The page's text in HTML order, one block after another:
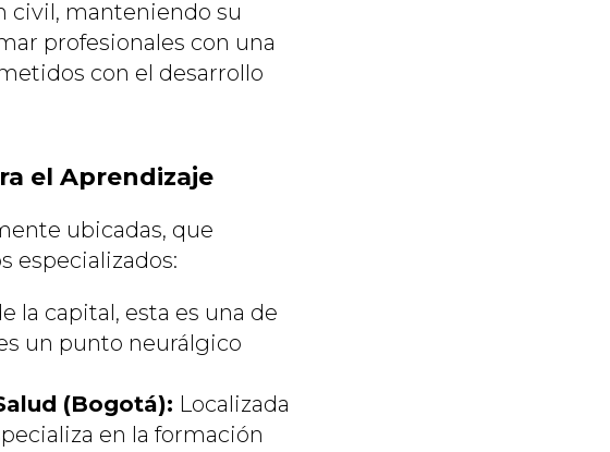
civil, manteniendo su
profesionales con una
con el desarrollo
el Aprendizaje
ubicadas, que
especializados:
la capital, esta es una de
un punto neurálgico
(Bogotá): Localizada
en la formación